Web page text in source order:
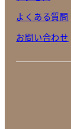
よくある質問
お問い合わせ